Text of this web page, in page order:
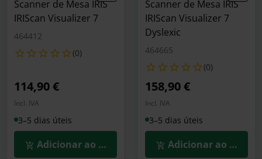
Scanner de Mesa IRIS
IRIScan Visualizer 7
464412
(0)
114,90 €
Incl. IVA
3–5 dias úteis
Adicionar ao Carrinho
Scanner de Mesa IRIS
IRIScan Visualizer 7
Dyslexic
464665
(0)
158,90 €
Incl. IVA
3–5 dias úteis
Adicionar ao